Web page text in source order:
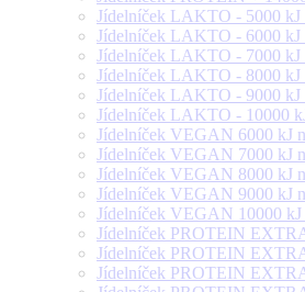
Jídelníček LAKTO - 5000 kJ
Jídelníček LAKTO - 6000 kJ
Jídelníček LAKTO - 7000 kJ
Jídelníček LAKTO - 8000 kJ
Jídelníček LAKTO - 9000 kJ
Jídelníček LAKTO - 10000
Jídelníček VEGAN 6000 kJ
Jídelníček VEGAN 7000 kJ
Jídelníček VEGAN 8000 kJ
Jídelníček VEGAN 9000 kJ
Jídelníček VEGAN 10000 kJ
Jídelníček PROTEIN
Jídelníček PROTEIN
Jídelníček PROTEIN